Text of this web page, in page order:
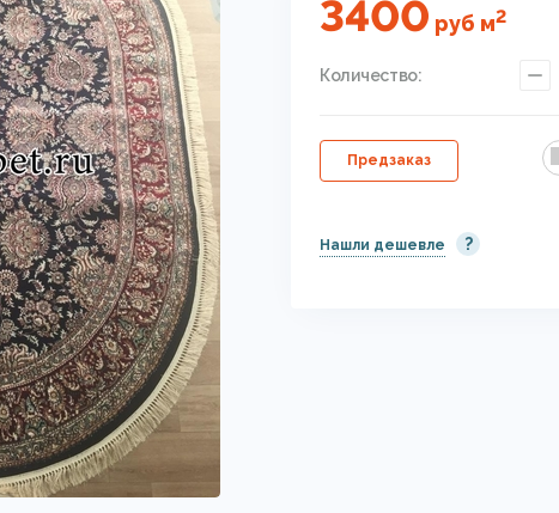
3400 руб м2
Количество:
Предзаказ
Нашли дешевле ?